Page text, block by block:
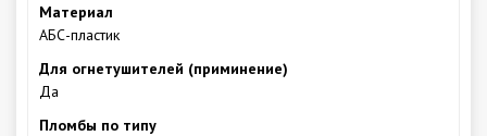
Материал
АБС-пластик
Для огнетушителей (приминение)
Да
Пломбы по типу